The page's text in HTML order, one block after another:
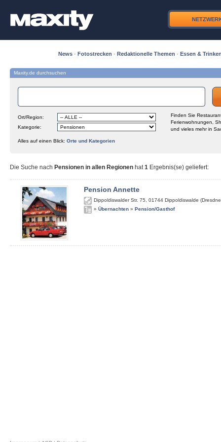
News · Fotostrecken · Redaktionelle Themen · Essen &
Maxity.de durchsuchen
Ort/Region:
Kategorie:
Finden Sie
Ferienwohnungen,
und vieles mehr in
Alles auf einen Blick: Orte und Kategorien
Die Suche nach Pensionen in allen Regionen hat1 Ergebnis(se) geliefert:
Pension Annette
Dippoldiswalder Str. 75 01744 Dippoldiswalde
» Übernachten » Pension/Gasthof